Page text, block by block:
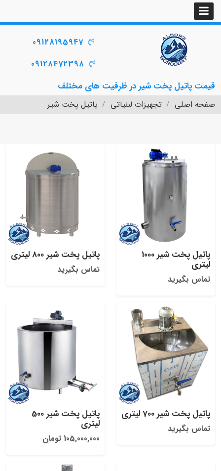
قیمت پاتیل پخت شیر در ظرفیت های مختلف
09128195947
09128472398
صفحه اصلی تجهیزات لبنیاتی پاتیل پخت شیر
پاتیل پخت شیر 1000
لیتری
تماس بگیرید
پاتیل پخت شیر 800 لیتری
تماس بگیرید
پاتیل پخت شیر 700 لیتری
تماس بگیرید
پاتیل پخت شیر 500
لیتری
105,000,000 تومان